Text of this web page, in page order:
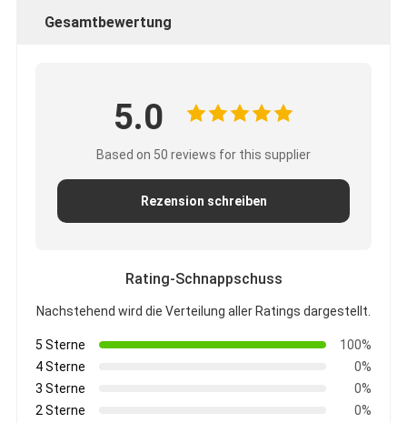
Gesamtbewertung
5.0
Based on 50 reviews for this supplier
Rezension schreiben
Rating-Schnappschuss
Nachstehend wird die Verteilung aller Ratings dargestellt.
5 Sterne
100%
4 Sterne
0%
3 Sterne
0%
2 Sterne
0%